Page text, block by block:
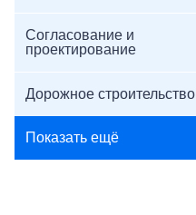
Согласование и
проектирование
Дорожное строительство
Показать ещё